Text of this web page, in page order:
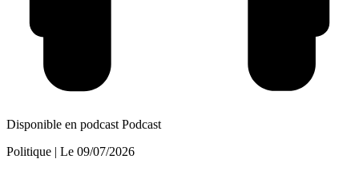
Disponible en podcast Podcast
Politique | Le 09/07/2026